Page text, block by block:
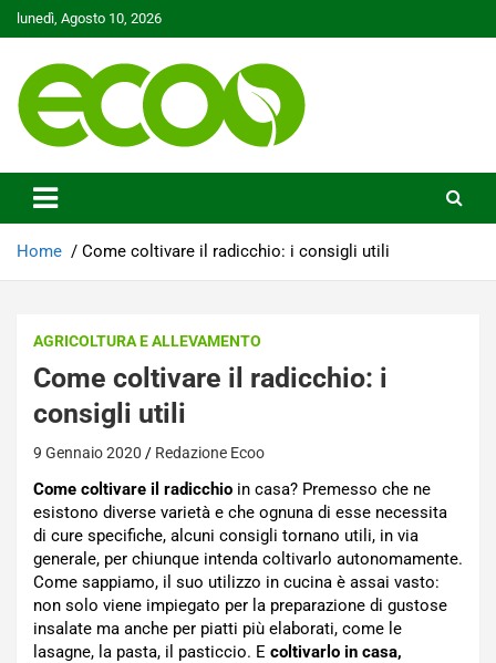
Skip
to
lunedì, Agosto 10, 2026
Ecoo.it
Home Come coltivare il radicchio: i consigli utili
AGRICOLTURA E ALLEVAMENTO
Come coltivare il radicchio: i
consigli utili
9 Gennaio 2020 Redazione Ecoo
Come coltivare il radicchio in casa? Premesso che ne
esistono diverse varietà e che ognuna di esse necessita
di cure specifiche, alcuni consigli tornano utili, in via
generale, per chiunque intenda coltivarlo autonomamente.
Come sappiamo, il suo utilizzo in cucina è assai vasto:
non solo viene impiegato per la preparazione di gustose
insalate ma anche per piatti più elaborati, come le
lasagne, la pasta, il pasticcio. E coltivarlo in casa,